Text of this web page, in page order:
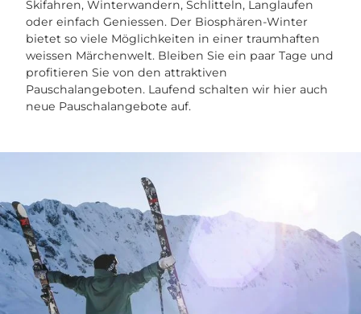
Skifahren, Winterwandern, Schlitteln, Langlaufen
oder einfach Geniessen. Der Biosphären-Winter
bietet so viele Möglichkeiten in einer traumhaften
weissen Märchenwelt. Bleiben Sie ein paar Tage und
profitieren Sie von den attraktiven
Pauschalangeboten. Laufend schalten wir hier auch
neue Pauschalangebote auf.